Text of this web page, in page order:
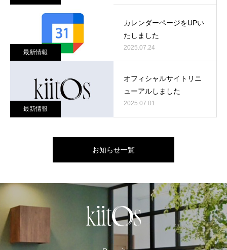
最新情報
カレンダーページをUPい
たしました
2025.07.24
最新情報
オフィシャルサイトリニ
ューアルしました
2025.07.01
お知らせ一覧